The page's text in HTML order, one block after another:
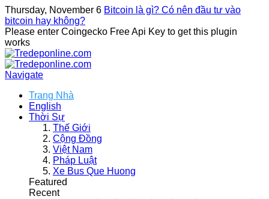
Thursday, November 6 Bitcoin là gì? Có nên đầu tư vào
bitcoin hay không?
Please enter Coingecko Free Api Key to get this plugin
works
Navigate
Trang Nhà
English
Thời Sự
Thế Giới
Cộng Đồng
Việt Nam
Pháp Luật
Xe Bus Que Huong
Featured
Recent